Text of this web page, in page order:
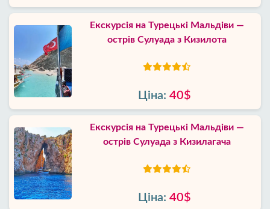
Екскурсія на Турецькі Мальдіви —
острів Сулуада з Кизилота
Ціна: 40$
Екскурсія на Турецькі Мальдіви —
острів Сулуада з Кизилагача
Ціна: 40$